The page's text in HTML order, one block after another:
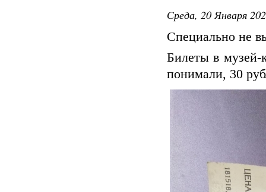
Среда, 20 Января
Специально не
Билеты в музей-
понимали, 30